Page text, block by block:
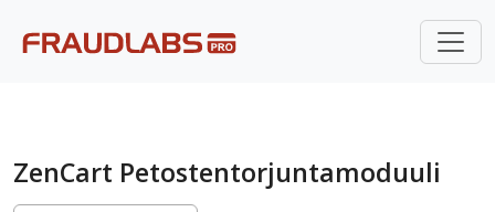
ZenCart Petostentorjuntamoduuli